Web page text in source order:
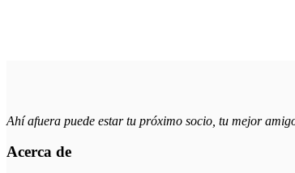
Ahí afuera puede estar tu próximo socio, tu mejor
Acerca de